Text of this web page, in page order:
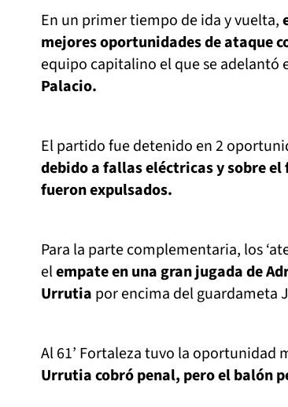
En un primer tiempo de ida y vuelta,
mejores oportunidades de ataque
equipo capitalino el que se adelantó
Palacio.
El partido fue detenido en 2
debido a fallas eléctricas y sobre
fueron expulsados.
Para la parte complementaria, los
elempate en una gran jugada de
Urrutia por encima del guardameta
Al 61’ Fortaleza tuvo la oportunidad
Urrutia cobró penal, pero el balón